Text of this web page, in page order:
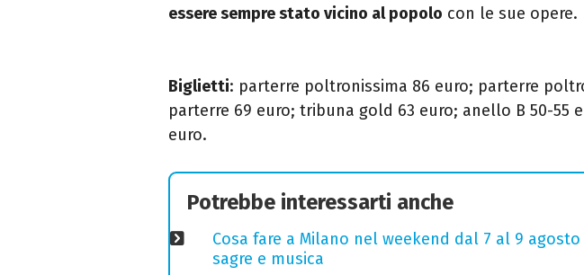
essere sempre stato vicino al popolo con le sue opere.
Biglietti: parterre poltronissima 86 euro; parterre
parterre 69 euro; tribuna gold 63 euro; anello B 50-55
euro.
Potrebbe interessarti anche
Cosa fare a Milano nel weekend dal 7 al 9
sagre e musica